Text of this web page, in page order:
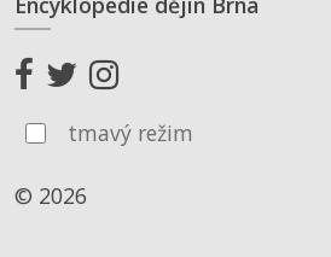
tmavý režim
© 2026